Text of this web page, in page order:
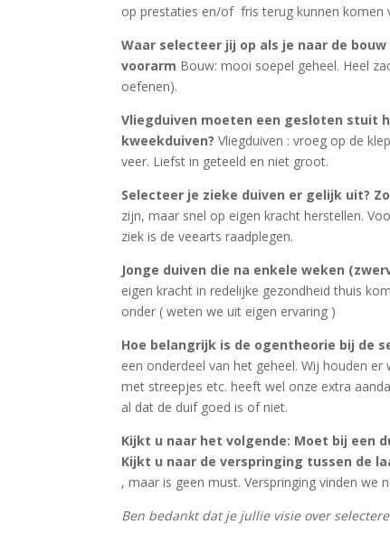
op prestaties en/of fris terug kunnen komen
Waar selecteer jij op als je naar de
voorarm Bouw: mooi soepel geheel. Heel
oefenen).
Vliegduiven moeten een gesloten stuit
kweekduiven?Vliegduiven : vroeg op de
veer. Liefst in geteeld en niet groot.
Selecteer je zieke duiven er gelijk uit?
zijn, maar snel op eigen kracht herstellen.
ziek is de veearts raadplegen.
Jonge duiven die na enkele weken
eigen kracht in redelijke gezondheid thuis
onder ( weten we uit eigen ervaring )
Hoe belangrijk is de ogentheorie bij de
een onderdeel van het geheel. Wij houden
met streepjes etc. heeft wel onze extra
al dat de duif goed is of niet.
Kijkt u naar het volgende: Moet bij een
Kijkt u naar de verspringing tussen de
, maar is geen must. Verspringing vinden we
Ben bedankt dat je jullie visie over